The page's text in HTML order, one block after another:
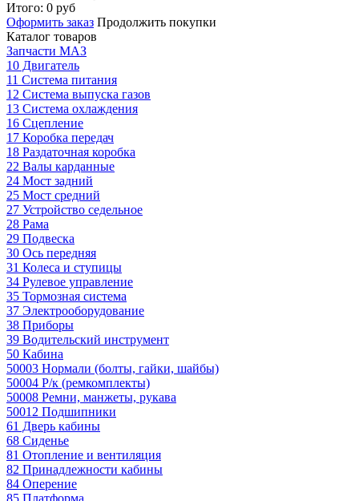
Итого: 0 руб
Оформить заказ Продолжить покупки
Каталог товаров
Запчасти МАЗ
10 Двигатель
11 Система питания
12 Система выпуска газов
13 Система охлаждения
16 Сцепление
17 Коробка передач
18 Раздаточная коробка
22 Валы карданные
24 Мост задний
25 Мост средний
27 Устройство седельное
28 Рама
29 Подвеска
30 Ось передняя
31 Колеса и ступицы
34 Рулевое управление
35 Тормозная система
37 Электрооборудование
38 Приборы
39 Водительский инструмент
50 Кабина
50003 Нормали (болты, гайки, шайбы)
50004 Р/к (ремкомплекты)
50008 Ремни, манжеты, рукава
50012 Подшипники
61 Дверь кабины
68 Сиденье
81 Отопление и вентиляция
82 Принадлежности кабины
84 Оперение